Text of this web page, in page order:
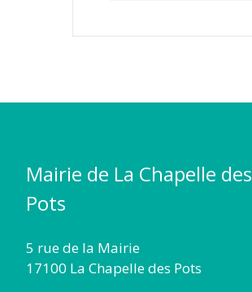
Mairie de La Chapelle des
Pots
5 rue de la Mairie
17100 La Chapelle des Pots